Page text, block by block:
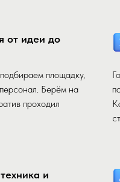
от идеи до
площадку,
Берём на
проходил
и